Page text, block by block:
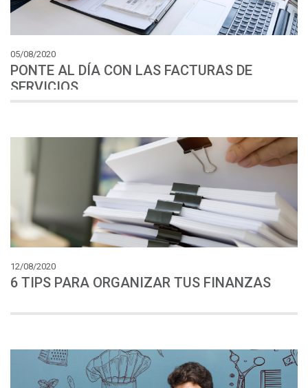
05/08/2020
PONTE AL DÍA CON LAS FACTURAS DE
SERVICIOS
12/08/2020
6 TIPS PARA ORGANIZAR TUS FINANZAS